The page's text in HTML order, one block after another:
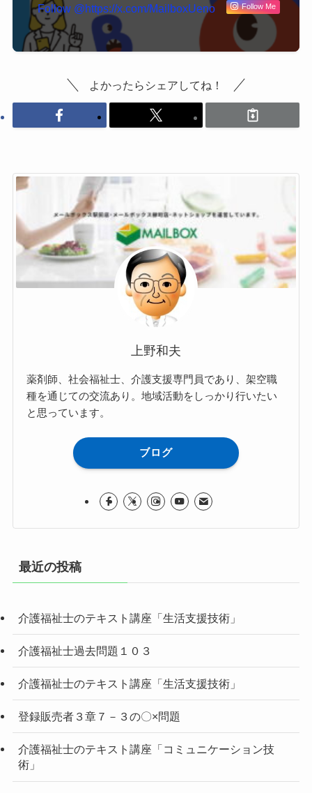
Follow @https://x.com/MailboxUeno Follow Me
よかったらシェアしてね！
上野和夫
薬剤師、社会福祉士、介護支援専門員であり、架空職
種を通じての交流あり。地域活動をしっかり行いたい
と思っています。
ブログ
最近の投稿
介護福祉士のテキスト講座「生活支援技術」
介護福祉士過去問題１０３
介護福祉士のテキスト講座「生活支援技術」
登録販売者３章７－３の〇×問題
介護福祉士のテキスト講座「コミュニケーション技
術」